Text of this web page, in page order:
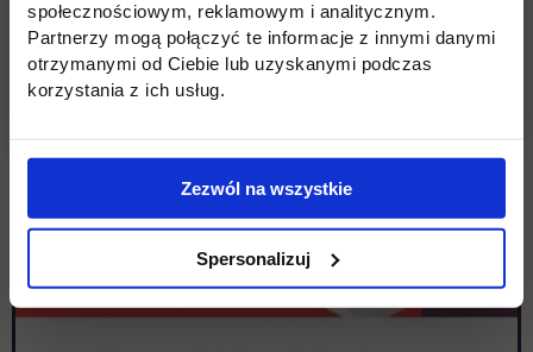
społecznościowym, reklamowym i analitycznym.
Partnerzy mogą połączyć te informacje z innymi danymi
otrzymanymi od Ciebie lub uzyskanymi podczas
korzystania z ich usług.
Zezwól na wszystkie
Spersonalizuj